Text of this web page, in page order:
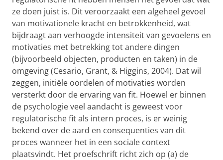
ze doen juist is. Dit veroorzaakt een algeheel gevoel
van motivationele kracht en betrokkenheid, wat
bijdraagt aan verhoogde intensiteit van gevoelens en
motivaties met betrekking tot andere dingen
(bijvoorbeeld objecten, producten en taken) in de
omgeving (Cesario, Grant, & Higgins, 2004). Dat wil
zeggen, initiële oordelen of motivaties worden
versterkt door de ervaring van fit. Hoewel er binnen
de psychologie veel aandacht is geweest voor
regulatorische fit als intern proces, is er weinig
bekend over de aard en consequenties van dit
proces wanneer het in een sociale context
plaatsvindt. Het proefschrift richt zich op (a) de